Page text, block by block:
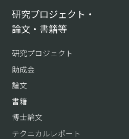
研究プロジェクト・
論文・書籍等
研究プロジェクト
助成金
論文
書籍
博士論文
テクニカルレポート